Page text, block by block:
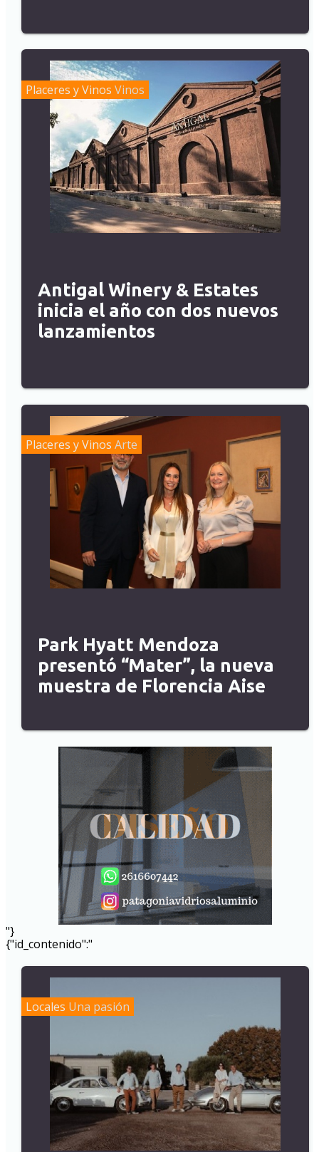
Placeres y Vinos Vinos
Antigal Winery & Estates
inicia el año con dos nuevos
lanzamientos
Placeres y Vinos Arte
Park Hyatt Mendoza
presentó “Mater”, la nueva
muestra de Florencia Aise
"}
{"id_contenido":"
Locales Una pasión